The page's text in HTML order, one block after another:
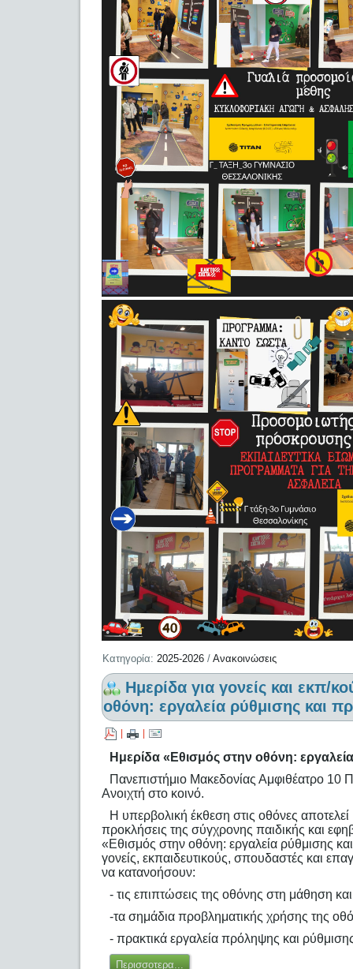
Κατηγορία: 2025-2026 /Ανακοινώσεις
Hμερίδα για γονείς και εκπ/
οθόνη: εργαλεία ρύθμισης και
Hμερίδα «Εθισμός στην οθόνη:
Πανεπιστήμιο Μακεδονίας Αμφιθέατρο
Ανοιχτή στο κοινό.
Η υπερβολική έκθεση στις οθόνες αποτελεί
προκλήσεις της σύγχρονης παιδικής και
«Εθισμός στην οθόνη: εργαλεία ρύθμισης
γονείς, εκπαιδευτικούς, σπουδαστές και
να κατανοήσουν:
- τις επιπτώσεις της οθόνης στη μάθηση
-τα σημάδια προβληματικής χρήσης της
- πρακτικά εργαλεία πρόληψης και
Περισσοτερα...